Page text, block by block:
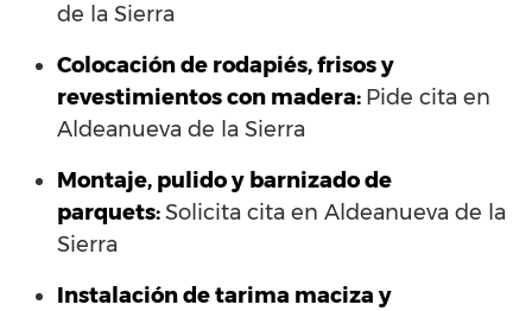
de la Sierra
Colocación de rodapiés, frisos y
revestimientos con madera: Pide cita en
Aldeanueva de la Sierra
Montaje, pulido y barnizado de
parquets:Solicita cita en Aldeanueva de la
Sierra
Instalación de tarima maciza y